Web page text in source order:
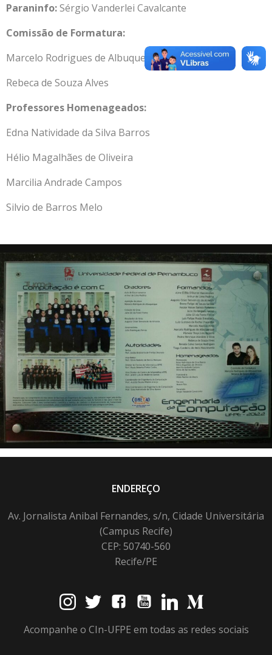
Paraninfo:Sérgio Vanderlei Cavalcante
Comissão de Formatura:
Marcelo Rodrigues de Albuquerque
Rebeca de Souza Alves
Professores Homenageados:
Edna Natividade da Silva Barros
Hélio Magalhães de Oliveira
Marcilia Andrade Campos
Silvio de Barros Melo
ENDEREÇO
Av. Jornalista Anibal Fernandes, s/n, Cidade Universitária
(Campus Recife)
CEP: 50740-560
Recife/PE
Acompanhe o CIn-UFPE em todas as redes sociais